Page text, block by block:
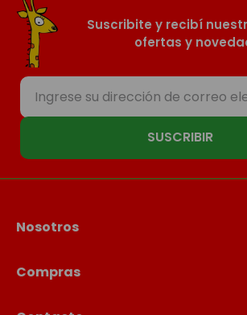
Suscribite y recibí
ofertas y
SUSCRIBIR
Nosotros
Compras